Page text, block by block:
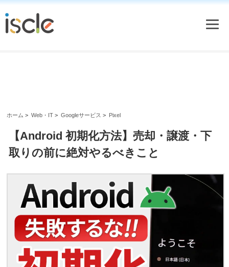
ホーム > Web・IT > Googleサービス > Pixel
【Android 初期化方法】売却・譲渡・下
取りの前に絶対やるべきこと